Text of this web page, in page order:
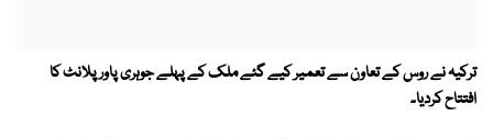
ترکیہ نے روس کے تعاون سے تعمیر کیے گئے ملک کے پہلے جوہری پاور پلانٹ کا
افتتاح کردیا۔